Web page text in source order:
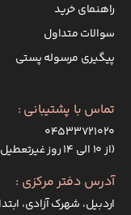
راهنمای خرید
سوالات متداول
پیگیری مرسوله پستی
تماس با پشتیبانی :
۰۴۵۳۳۷۲۱۰۲۰
(از ۱۰ الی ۱۴ روز غیرتعطیل)
آدرس دفتر مرکزی :
اردبیل، شهرک آزادی،